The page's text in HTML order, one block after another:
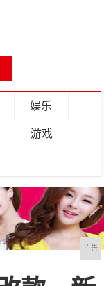
娱乐
游戏
广告